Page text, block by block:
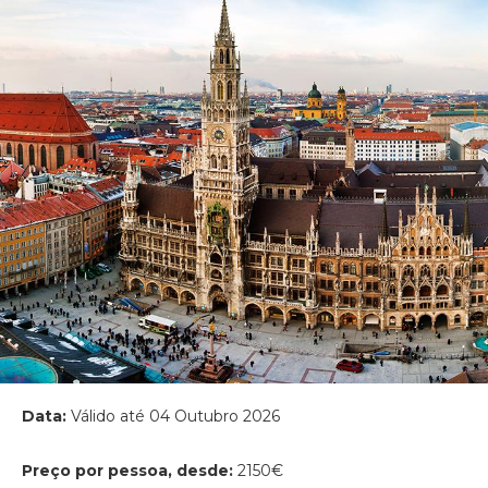
Data: Válido até 04 Outubro 2026
Preço por pessoa, desde: 2150€